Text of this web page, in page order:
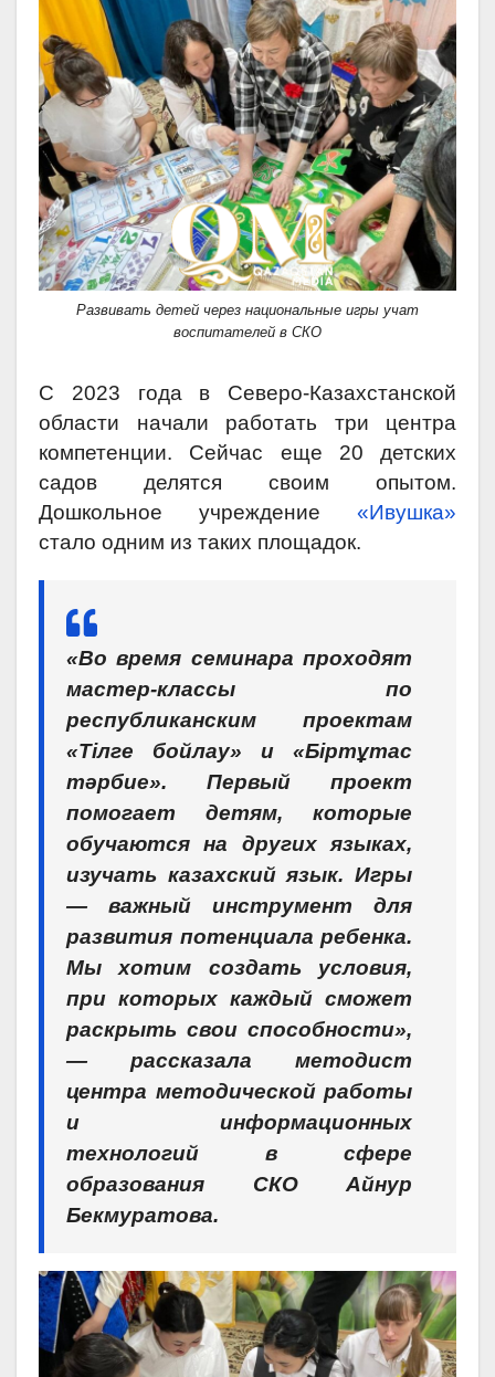
Развивать детей через национальные игры учат
воспитателей в СКО
С 2023 года в Северо-Казахстанской
области начали работать три центра
компетенции. Сейчас еще 20 детских
садов делятся своим опытом.
Дошкольное учреждение «Ивушка»
стало одним из таких площадок.
«Во время семинара проходят
мастер-классы по
республиканским проектам
«Тілге бойлау» и «Біртұтас
тәрбие». Первый проект
помогает детям, которые
обучаются на других языках,
изучать казахский язык. Игры
— важный инструмент для
развития потенциала ребенка.
Мы хотим создать условия,
при которых каждый сможет
раскрыть свои способности»,
— рассказала методист
центра методической работы
и информационных
технологий в сфере
образования СКО Айнур
Бекмуратова.